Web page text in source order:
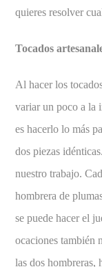
quieres resolver
Tocados
Al hacer los
variar un poco a la
es hacerlo lo más
dos piezas
nuestro trabajo.
hombrera de
se puede hacer el
ocaciones también
las dos hombreras,